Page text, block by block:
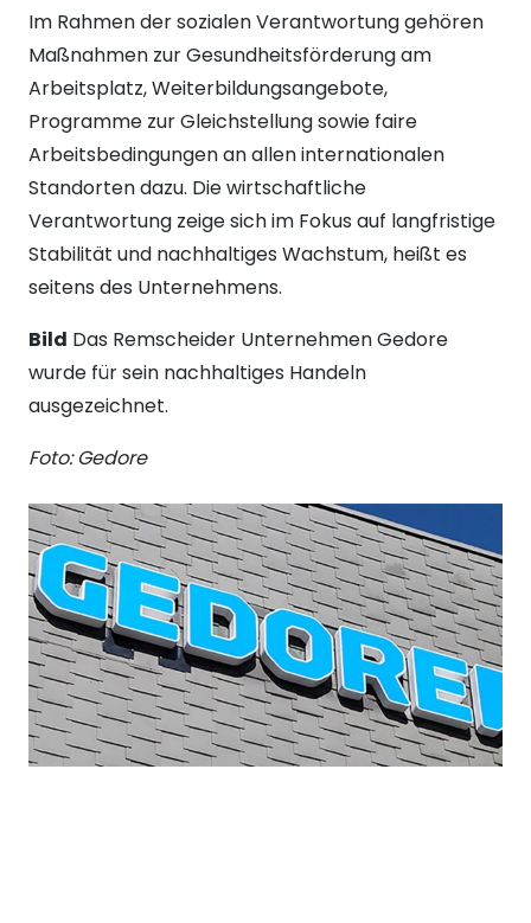
Im Rahmen der sozialen Verantwortung gehören
Maßnahmen zur Gesundheitsförderung am
Arbeitsplatz, Weiterbildungsangebote,
Programme zur Gleichstellung sowie faire
Arbeitsbedingungen an allen internationalen
Standorten dazu. Die wirtschaftliche
Verantwortung zeige sich im Fokus auf langfristige
Stabilität und nachhaltiges Wachstum, heißt es
seitens des Unternehmens.
Bild Das Remscheider Unternehmen Gedore
wurde für sein nachhaltiges Handeln
ausgezeichnet.
Foto: Gedore